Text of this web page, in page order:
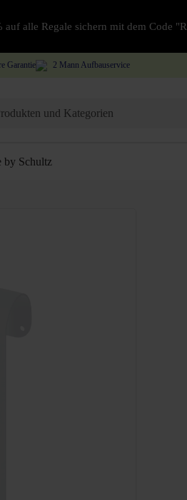
alle Regale sichern mit dem Code
Garantie 2 Mann Aufbauservice
by Schultz